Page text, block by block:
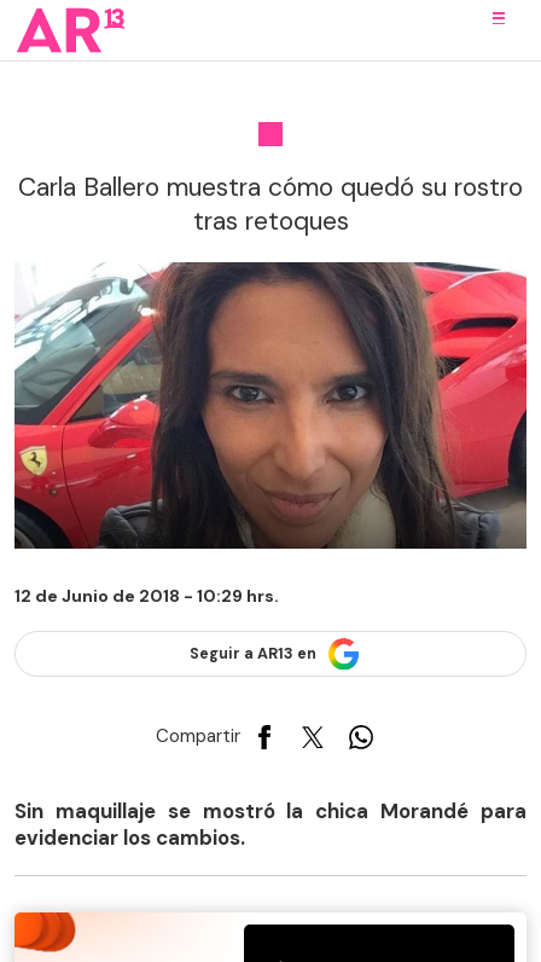
Carla Ballero muestra cómo quedó su rostro
tras retoques
12 de Junio de 2018 - 10:29 hrs.
Seguir a AR13 en
Compartir
Sin maquillaje se mostró la chica Morandé para
evidenciar los cambios.